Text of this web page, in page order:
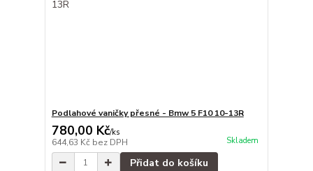
Podlahové vaničky přesné - Bmw 5 F10 10-13R
780,00 Kč/ks
644,63 Kč bez DPH Skladem
Přidat do košíku